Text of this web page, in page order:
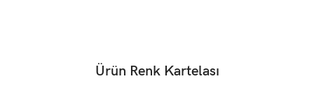
Ürün Renk Kartelası